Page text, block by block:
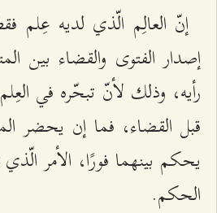
إنّ العالِم الّذي لديه عِلم
إصدار الفتوى والقضاء بين
رأيه، وذلك لأنّ تبحّره في
قبل القضاء، فما إن يحضر
يحكم بينهما فورًا، الأمر
الحكم.